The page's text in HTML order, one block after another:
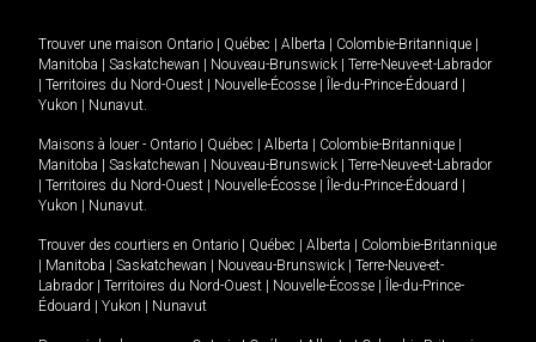
Trouver une maison Ontario Québec Alberta Colombie-Britannique
Manitoba
Saskatchewan Nouveau-Brunswick
Terre-Neuve-et-Labrador
Territoires du Nord-Ouest Nouvelle-Écosse Île-du-Prince-Édouard
Yukon
Nunavut.
Maisons à louer - Ontario Québec Alberta Colombie-Britannique
Manitoba
Saskatchewan Nouveau-Brunswick
Terre-Neuve-et-Labrador
Territoires du Nord-Ouest Nouvelle-Écosse Île-du-Prince-Édouard
Yukon
Nunavut.
Trouver des courtiers en Ontario Québec Alberta
Colombie-Britannique
Manitoba Saskatchewan Nouveau-Brunswick
Terre-Neuve-et-
Labrador
Territoires du Nord-Ouest Nouvelle-Écosse
Île-du-Prince-
Édouard
Yukon Nunavut